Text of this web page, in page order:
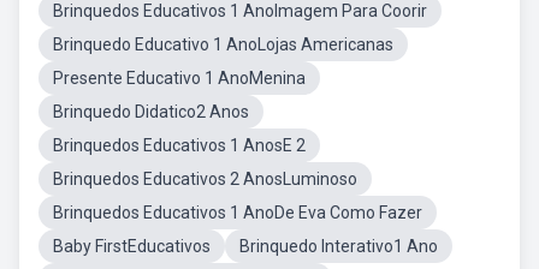
Brinquedos Educativos 1 AnoImagem Para Coorir
Brinquedo Educativo 1 AnoLojas Americanas
Presente Educativo 1 AnoMenina
Brinquedo Didatico2 Anos
Brinquedos Educativos 1 AnosE 2
Brinquedos Educativos 2 AnosLuminoso
Brinquedos Educativos 1 AnoDe Eva Como Fazer
Baby FirstEducativos
Brinquedo Interativo1 Ano